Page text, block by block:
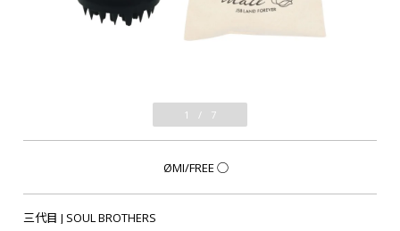
1 / 7
ØMI/FREE ○
三代目 J SOUL BROTHERS